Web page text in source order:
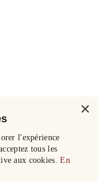
×
l'expérience
tous les
aux cookies.En